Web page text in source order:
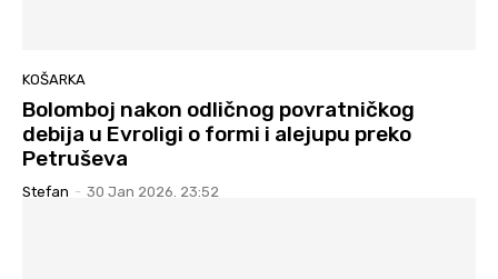
KOŠARKA
Bolomboj nakon odličnog povratničkog
debija u Evroligi o formi i alejupu preko
Petruševa
Stefan - 30 Jan 2026. 23:52